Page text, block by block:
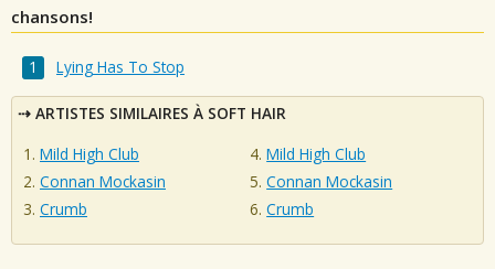
chansons!
Lying Has To Stop
ARTISTES SIMILAIRES À SOFT HAIR
Mild High Club
Connan Mockasin
Crumb
Mild High Club
Connan Mockasin
Crumb